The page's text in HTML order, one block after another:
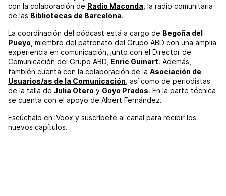
con la colaboración de Radio Maconda , la radio comunitaria
de las Bibliotecas de Barcelona.
La coordinación del pódcast está a cargo de Begoña del
Pueyo , miembro del patronato del Grupo ABD con una amplia
experiencia en comunicación, junto con el Director de
Comunicación del Grupo ABD, Enric Guinart. Además,
también cuenta con la colaboración de la Asociación de
Usuarios/as de la Comunicación , así como de periodistas
de la talla de Julia Otero y Goyo Prados. En la parte técnica
se cuenta con el apoyo de Albert Fernández.
Escúchalo en iVoox y suscríbete al canal para recibir los
nuevos capítulos.